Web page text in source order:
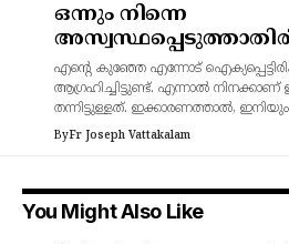
ഒന്നും നിന്നെ
എന്റെ കുഞ്ഞേ എന്നോട്
ആഗ്രഹിച്ചിട്ടുണ്ട്. എന്നാൽ
തന്നിട്ടുള്ളത്. ഇക്കാരണത്താൽ,
ByFr Joseph Vattakalam
You Might Also Like